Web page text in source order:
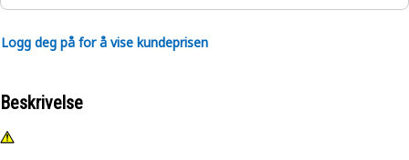
Logg deg på for å vise kundeprisen
Beskrivelse